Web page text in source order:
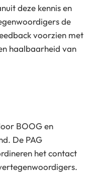
deze kennis en
de
voorzien met
haalbaarheid van
BOOG en
De PAG
het contact